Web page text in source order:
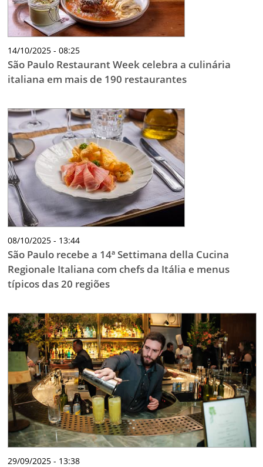
14/10/2025 - 08:25
São Paulo Restaurant Week celebra a culinária
italiana em mais de 190 restaurantes
08/10/2025 - 13:44
São Paulo recebe a 14ª Settimana della Cucina
Regionale Italiana com chefs da Itália e menus
típicos das 20 regiões
29/09/2025 - 13:38